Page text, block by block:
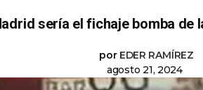
sería el fichaje bomba de
por EDER RAMÍREZ
agosto 21, 2024